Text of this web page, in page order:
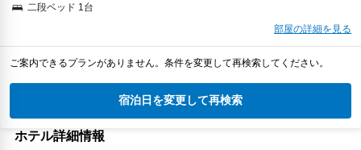
二段ベッド 1台
部屋の詳細を見る
ご案内できるプランがありません。条件を変更して再検索してください。
宿泊日を変更して再検索
ホテル詳細情報